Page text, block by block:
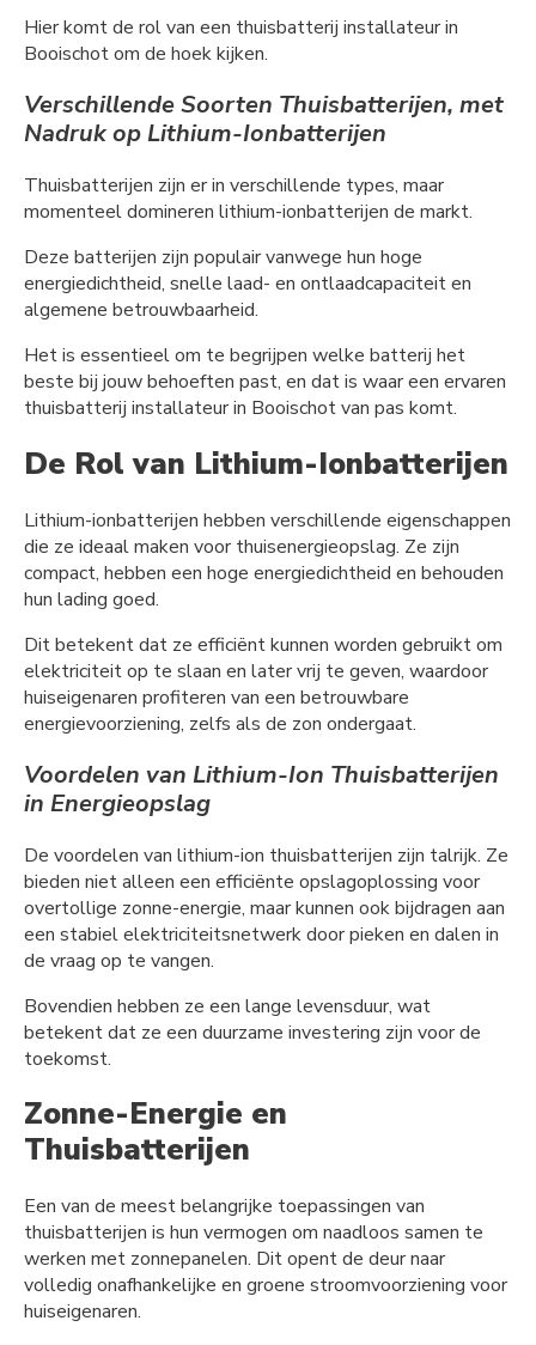
Hier komt de rol van een thuisbatterij installateur in
Booischot om de hoek kijken.
Verschillende Soorten Thuisbatterijen, met
Nadruk op Lithium-Ionbatterijen
Thuisbatterijen zijn er in verschillende types, maar
momenteel domineren lithium-ionbatterijen de markt.
Deze batterijen zijn populair vanwege hun hoge
energiedichtheid, snelle laad- en ontlaadcapaciteit en
algemene betrouwbaarheid.
Het is essentieel om te begrijpen welke batterij het
beste bij jouw behoeften past, en dat is waar een ervaren
thuisbatterij installateur in Booischot van pas komt.
De Rol van Lithium-Ionbatterijen
Lithium-ionbatterijen hebben verschillende eigenschappen
die ze ideaal maken voor thuisenergieopslag. Ze zijn
compact, hebben een hoge energiedichtheid en behouden
hun lading goed.
Dit betekent dat ze efficiënt kunnen worden gebruikt om
elektriciteit op te slaan en later vrij te geven, waardoor
huiseigenaren profiteren van een betrouwbare
energievoorziening, zelfs als de zon ondergaat.
Voordelen van Lithium-Ion Thuisbatterijen
in Energieopslag
De voordelen van lithium-ion thuisbatterijen zijn talrijk. Ze
bieden niet alleen een efficiënte opslagoplossing voor
overtollige zonne-energie, maar kunnen ook bijdragen aan
een stabiel elektriciteitsnetwerk door pieken en dalen in
de vraag op te vangen.
Bovendien hebben ze een lange levensduur, wat
betekent dat ze een duurzame investering zijn voor de
toekomst.
Zonne-Energie en
Thuisbatterijen
Een van de meest belangrijke toepassingen van
thuisbatterijen is hun vermogen om naadloos samen te
werken met zonnepanelen. Dit opent de deur naar
volledig onafhankelijke en groene stroomvoorziening voor
huiseigenaren.